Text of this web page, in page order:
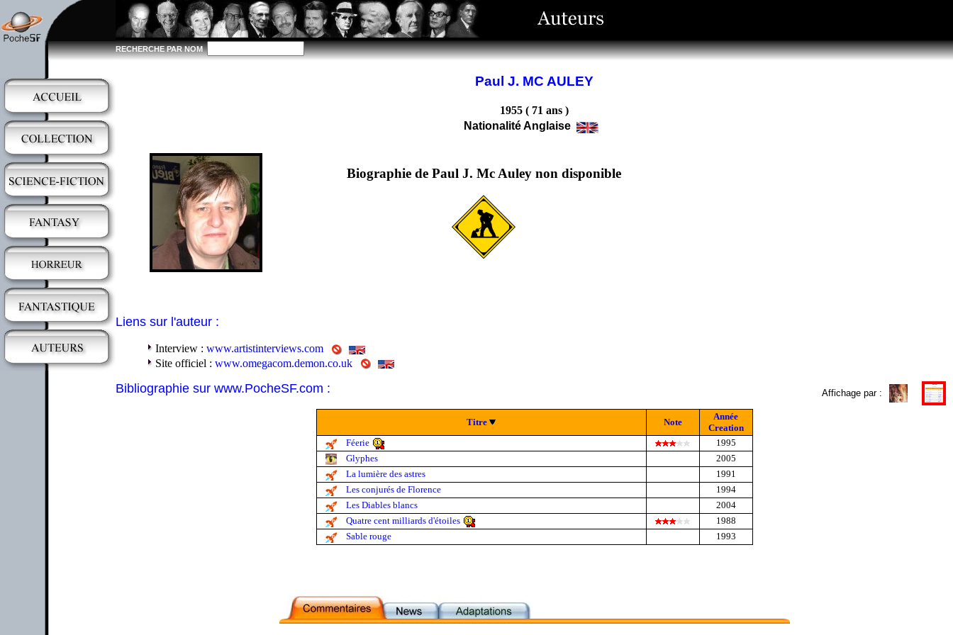
RECHERCHE PAR NOM
Paul J. MC AULEY
1955 ( 71 ans )
Nationalité Anglaise
Biographie de Paul J. Mc Auley non disponible
Liens sur l'auteur :
Interview : www.artistinterviews.com
Site officiel : www.omegacom.demon.co.uk
Bibliographie sur www.PocheSF.com : Affichage par :
Titre Note
Année
Creation
Féerie
1995
Glyphes
2005
La lumière des astres
1991
Les conjurés de Florence
1994
Les Diables blancs
2004
Quatre cent milliards d'étoiles
1988
Sable rouge
1993